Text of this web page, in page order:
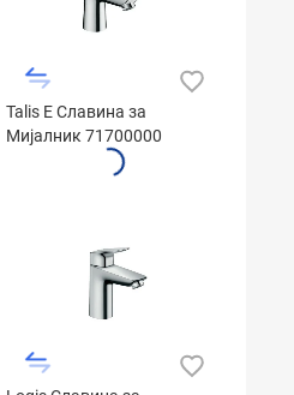
Talis E Славина за
Мијалник 71700000